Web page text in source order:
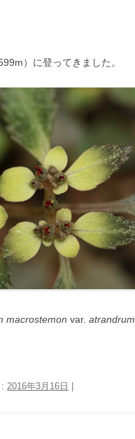
）に登ってきました。
macrostemon var. atrandrum
2016年3月16日